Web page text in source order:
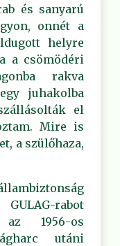
és sanyarú
onnét a
helyre
a csömödéri
rakva
juhakolba
el
Mire is
a szülőhaza,
rabot
az 1956-os
utáni